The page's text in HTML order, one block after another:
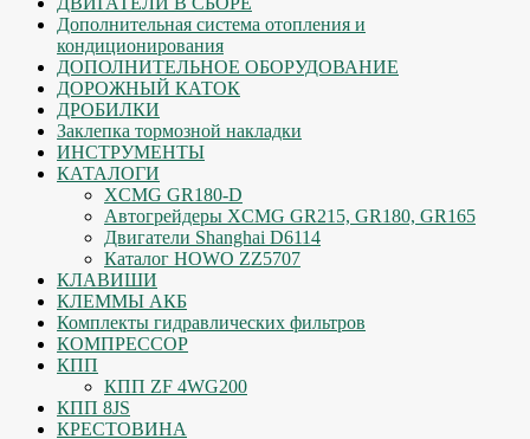
Дополнительная система отопления и
кондиционирования
ДОПОЛНИТЕЛЬНОЕ ОБОРУДОВАНИЕ
ДОРОЖНЫЙ КАТОК
ДРОБИЛКИ
Заклепка тормозной накладки
ИНСТРУМЕНТЫ
КАТАЛОГИ
XCMG GR180-D
Автогрейдеры XCMG GR215, GR180, GR165
Двигатели Shanghai D6114
Каталог HOWO ZZ5707
КЛАВИШИ
КЛЕММЫ АКБ
Комплекты гидравлических фильтров
КОМПРЕССОР
КПП
КПП ZF 4WG200
КПП 8JS
КРЕСТОВИНА